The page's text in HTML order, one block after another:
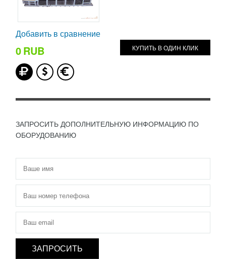
Добавить в сравнение
0RUB КУПИТЬ В ОДИН КЛИК
ЗАПРОСИТЬ ДОПОЛНИТЕЛЬНУЮ ИНФОРМАЦИЮ ПО
ОБОРУДОВАНИЮ
Имя
Телефон
Электронная почта